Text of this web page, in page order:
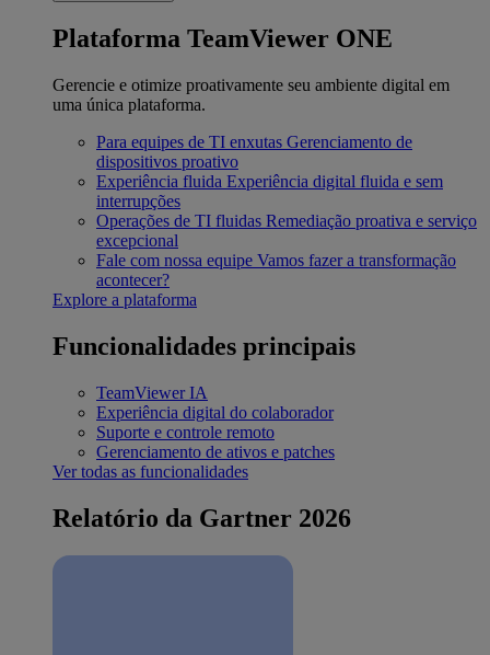
Plataforma TeamViewer ONE
Gerencie e otimize proativamente seu ambiente digital em
uma única plataforma.
Para equipes de TI enxutas Gerenciamento de
dispositivos proativo
Experiência fluida Experiência digital fluida e sem
interrupções
Operações de TI fluidas Remediação proativa e serviço
excepcional
Fale com nossa equipe Vamos fazer a transformação
acontecer?
Explore a plataforma
Funcionalidades principais
TeamViewer IA
Experiência digital do colaborador
Suporte e controle remoto
Gerenciamento de ativos e patches
Ver todas as funcionalidades
Relatório da Gartner 2026